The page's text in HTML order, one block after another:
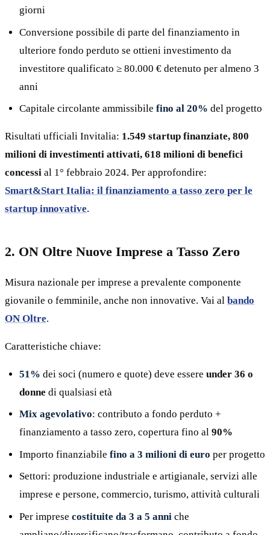
giorni
Conversione possibile di parte del finanziamento in
ulteriore fondo perduto se ottieni investimento da
investitore qualificato ≥ 80.000 € detenuto per almeno 3
anni
Capitale circolante ammissibile fino al 20% del progetto
Risultati ufficiali Invitalia: 1.549 startup finanziate, 800
milioni di investimenti attivati, 618 milioni di benefici
concessi al 1° febbraio 2024. Per approfondire:
Smart&Start Italia: il finanziamento a tasso zero per le
startup innovative.
2. ON Oltre Nuove Imprese a Tasso Zero
Misura nazionale per imprese a prevalente componente
giovanile o femminile, anche non innovative. Vai al bando
ON Oltre.
Caratteristiche chiave:
51% dei soci (numero e quote) deve essere under 36 o
donne di qualsiasi età
Mix agevolativo: contributo a fondo perduto +
finanziamento a tasso zero, copertura fino al 90%
Importo finanziabile fino a 3 milioni di euro per progetto
Settori: produzione industriale e artigianale, servizi alle
imprese e persone, commercio, turismo, attività culturali
Per imprese costituite da 3 a 5 anni che